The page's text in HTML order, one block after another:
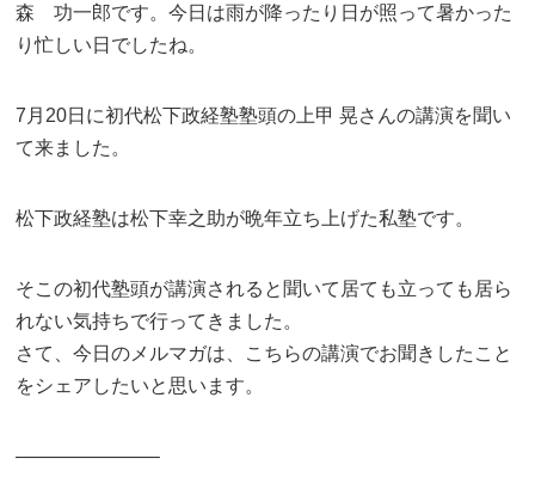
森 功一郎です。今日は雨が降ったり日が照って暑かった
り忙しい日でしたね。
7月20日に初代松下政経塾塾頭の上甲 晃さんの講演を聞い
て来ました。
松下政経塾は松下幸之助が晩年立ち上げた私塾です。
そこの初代塾頭が講演されると聞いて居ても立っても居ら
れない気持ちで行ってきました。
さて、今日のメルマガは、こちらの講演でお聞きしたこと
をシェアしたいと思います。
———————–